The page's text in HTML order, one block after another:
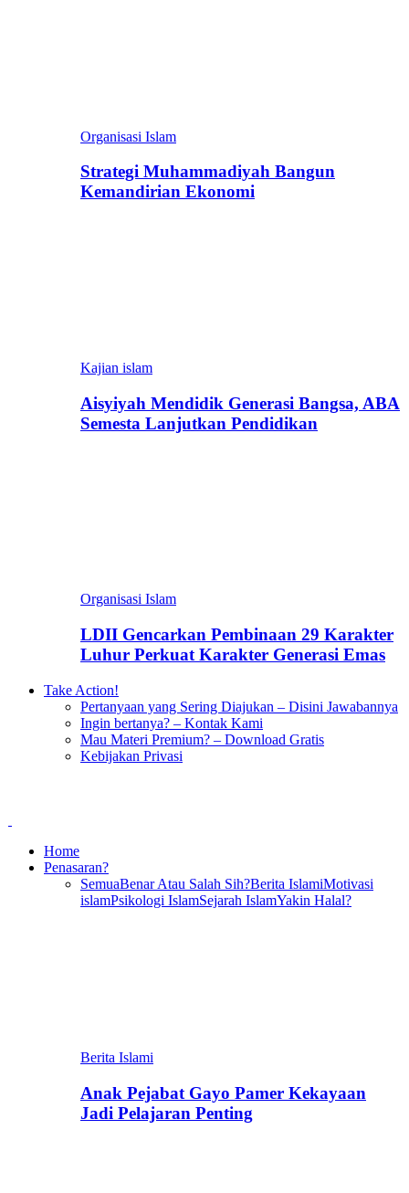
Organisasi Islam
Strategi Muhammadiyah Bangun
Kemandirian Ekonomi
Kajian islam
Aisyiyah Mendidik Generasi Bangsa, ABA
Semesta Lanjutkan Pendidikan
Organisasi Islam
LDII Gencarkan Pembinaan 29 Karakter
Luhur Perkuat Karakter Generasi Emas
Take Action!
Pertanyaan yang Sering Diajukan – Disini Jawabannya
Ingin bertanya? – Kontak Kami
Mau Materi Premium? – Download Gratis
Kebijakan Privasi
Home
Penasaran?
SemuaBenar Atau Salah Sih?Berita IslamiMotivasi
islamPsikologi IslamSejarah IslamYakin Halal?
Berita Islami
Anak Pejabat Gayo Pamer Kekayaan
Jadi Pelajaran Penting